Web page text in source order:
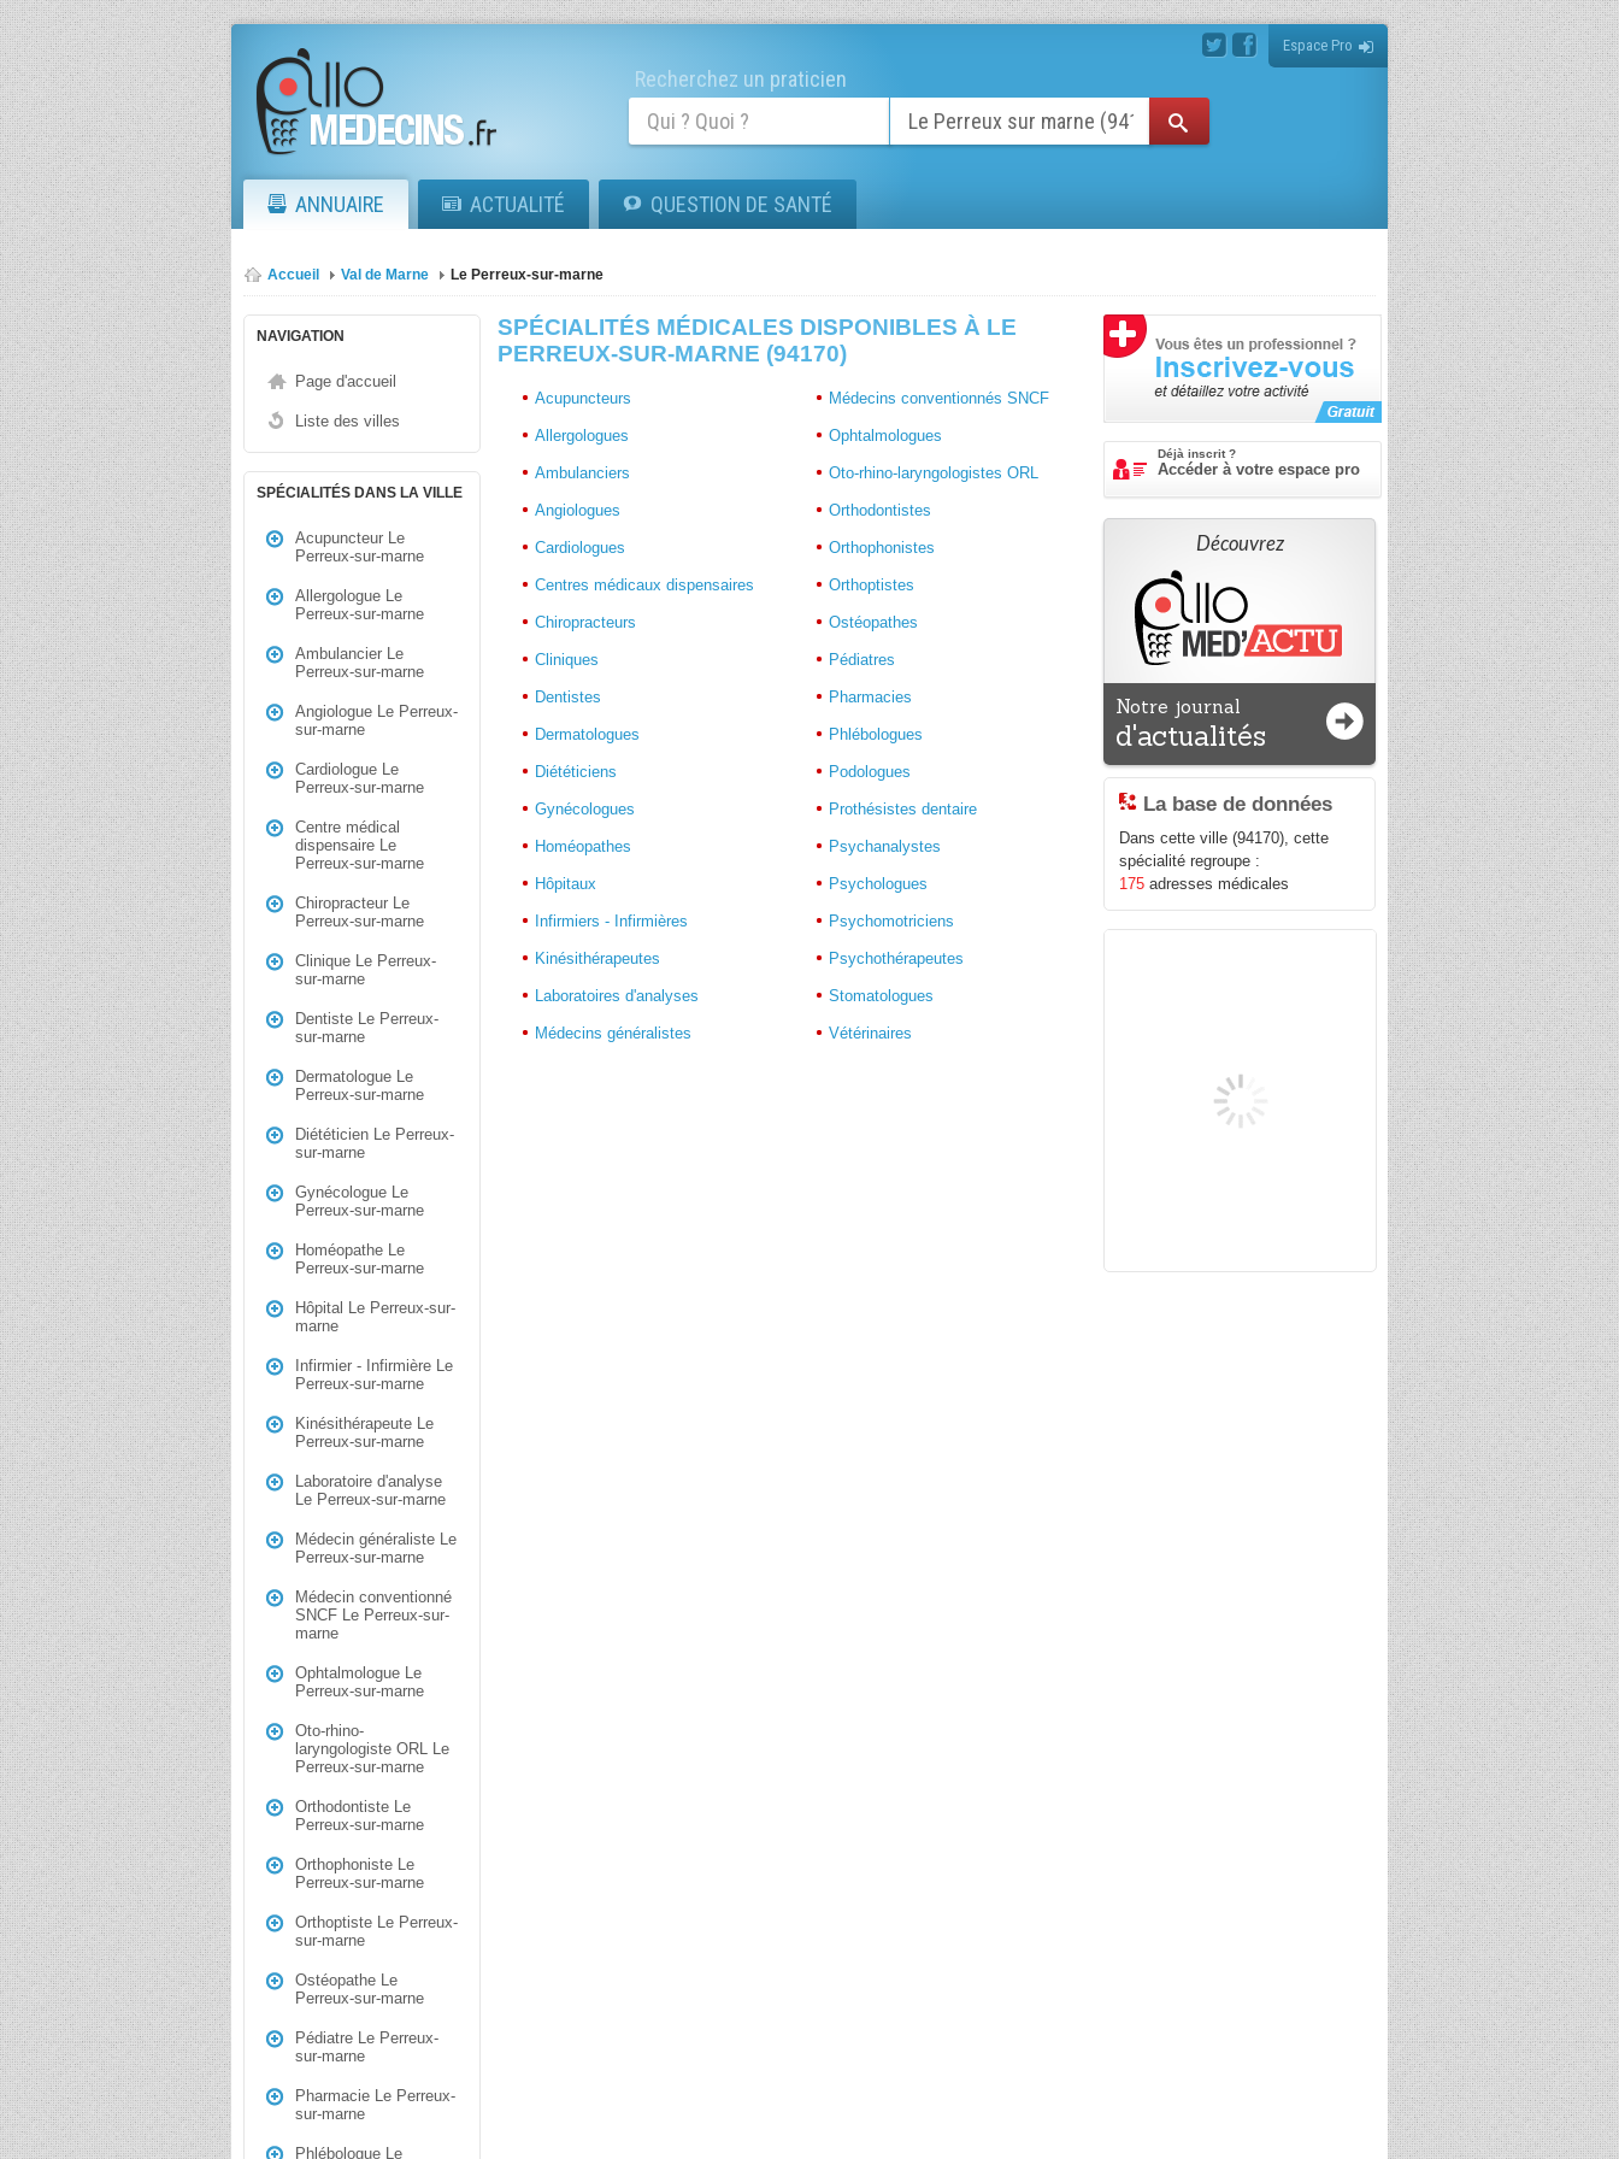
Espace Pro
Recherchez un praticien
ANNUAIRE ACTUALITÉ QUESTION DE SANTÉ
Accueil Val de Marne Le Perreux-sur-marne
NAVIGATION
Page d'accueil
Liste des villes
SPÉCIALITÉS DANS LA VILLE
Acupuncteur Le
Perreux-sur-marne
Allergologue Le
Perreux-sur-marne
Ambulancier Le
Perreux-sur-marne
Angiologue Le Perreux-
sur-marne
Cardiologue Le
Perreux-sur-marne
Centre médical
dispensaire Le
Perreux-sur-marne
Chiropracteur Le
Perreux-sur-marne
Clinique Le Perreux-
sur-marne
Dentiste Le Perreux-
sur-marne
Dermatologue Le
Perreux-sur-marne
Diététicien Le Perreux-
sur-marne
Gynécologue Le
Perreux-sur-marne
Homéopathe Le
Perreux-sur-marne
Hôpital Le Perreux-sur-
marne
Infirmier - Infirmière Le
Perreux-sur-marne
Kinésithérapeute Le
Perreux-sur-marne
Laboratoire d'analyse
Le Perreux-sur-marne
Médecin généraliste Le
Perreux-sur-marne
Médecin conventionné
SNCF Le Perreux-sur-
marne
Ophtalmologue Le
Perreux-sur-marne
Oto-rhino-
laryngologiste ORL Le
Perreux-sur-marne
Orthodontiste Le
Perreux-sur-marne
Orthophoniste Le
Perreux-sur-marne
Orthoptiste Le Perreux-
sur-marne
Ostéopathe Le
Perreux-sur-marne
Pédiatre Le Perreux-
sur-marne
Pharmacie Le Perreux-
sur-marne
Phlébologue Le
SPÉCIALITÉS MÉDICALES DISPONIBLES À LE
PERREUX-SUR-MARNE (94170)
Acupuncteurs
Allergologues
Ambulanciers
Angiologues
Cardiologues
Centres médicaux dispensaires
Chiropracteurs
Cliniques
Dentistes
Dermatologues
Diététiciens
Gynécologues
Homéopathes
Hôpitaux
Infirmiers - Infirmières
Kinésithérapeutes
Laboratoires d'analyses
Médecins généralistes
Médecins conventionnés SNCF
Ophtalmologues
Oto-rhino-laryngologistes ORL
Orthodontistes
Orthophonistes
Orthoptistes
Ostéopathes
Pédiatres
Pharmacies
Phlébologues
Podologues
Prothésistes dentaire
Psychanalystes
Psychologues
Psychomotriciens
Psychothérapeutes
Stomatologues
Vétérinaires
Déjà inscrit ?
Accéder à votre espace pro
Découvrez
Notre journal
d'actualités
La base de données
Dans cette ville (94170), cette
spécialité regroupe :
175 adresses médicales